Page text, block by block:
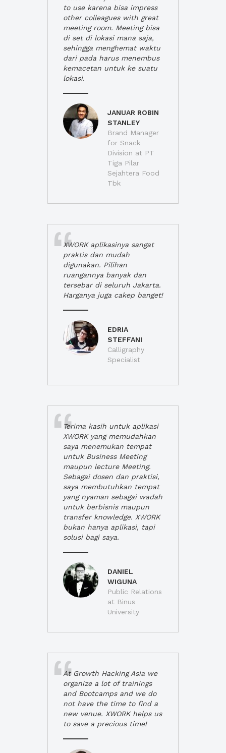
to use karena bisa impress
other colleagues with great
meeting room. Meeting bisa
di set di lokasi mana saja,
sehingga menghemat waktu
dari pada harus menembus
kemacetan untuk ke suatu
lokasi.
JANUAR ROBIN
STANLEY
Brand Manager
for Snack
Division at PT
Tiga Pilar
Sejahtera Food
Tbk
XWORK aplikasinya sangat
praktis dan mudah
digunakan. Pilihan
ruangannya banyak dan
tersebar di seluruh Jakarta.
Harganya juga cakep banget!
EDRIA
STEFFANI
Calligraphy
Specialist
Terima kasih untuk aplikasi
XWORK yang memudahkan
saya menemukan tempat
untuk Business Meeting
maupun lecture Meeting.
Sebagai dosen dan praktisi,
saya membutuhkan tempat
yang nyaman sebagai wadah
untuk berbisnis maupun
transfer knowledge. XWORK
bukan hanya aplikasi, tapi
solusi bagi saya.
DANIEL
WIGUNA
Public Relations
at Binus
University
At Growth Hacking Asia we
organize a lot of trainings
and Bootcamps and we do
not have the time to find a
new venue. XWORK helps us
to save a precious time!